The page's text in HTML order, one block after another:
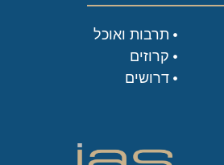
תרבות ואוכל
קרוזים
דרושים